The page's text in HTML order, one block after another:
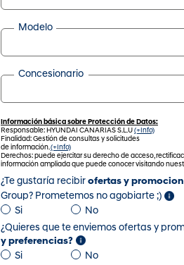
Modelo
Concesionario
Información básica sobre Protección de Datos:
Responsable: HYUNDAI CANARIAS S.L.U(+Info)
Finalidad: Gestión de consultas y solicitudes
de información.(+Info)
Derechos: puede ejercitar su derecho de acceso,
información ampliada que puede conocer visitando
¿Te gustaría recibir ofertas y
Group? Prometemos no agobiarte ;)
Si
No
¿Quieres que te enviemos ofertas y
y preferencias?
Si
No